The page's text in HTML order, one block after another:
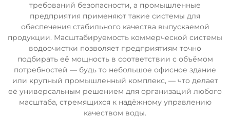
требований безопасности, а промышленные
предприятия применяют такие системы для
обеспечения стабильного качества выпускаемой
продукции. Масштабируемость коммерческой системы
водоочистки позволяет предприятиям точно
подбирать её мощность в соответствии с объёмом
потребностей — будь то небольшое офисное здание
или крупный промышленный комплекс, — что делает
её универсальным решением для организаций любого
масштаба, стремящихся к надёжному управлению
качеством воды.